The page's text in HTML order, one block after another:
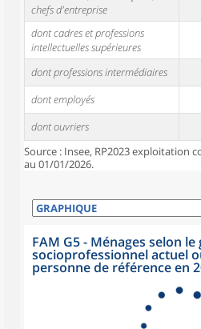
chefs d'entreprise
dont cadres et professions
intellectuelles supérieures
dont professions intermédiaires
dont employés
dont ouvriers
Source : Insee, RP2023 exploitation
au 01/01/2026.
FAM G5 - Ménages selon
socioprofessionnel actuel
personne de référence en